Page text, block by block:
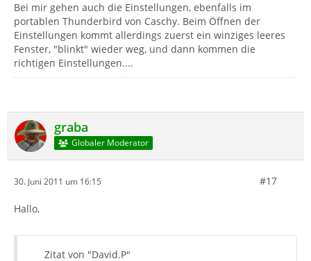
Bei mir gehen auch die Einstellungen, ebenfalls im
portablen Thunderbird von Caschy. Beim Öffnen der
Einstellungen kommt allerdings zuerst ein winziges leeres
Fenster, "blinkt" wieder weg, und dann kommen die
richtigen Einstellungen....
graba
Globaler Moderator
30. Juni 2011 um 16:15 #17
Hallo,
Zitat von "David.P"